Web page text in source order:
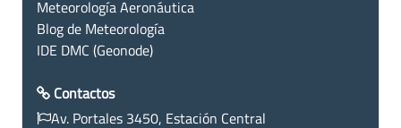
Meteorología Aeronáutica
Blog de Meteorología
IDE DMC (Geonode)
Contactos
Av. Portales 3450, Estación Central